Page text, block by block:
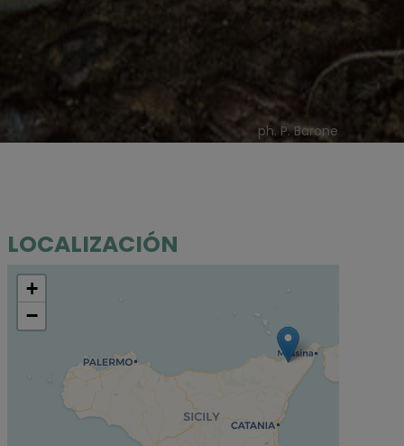
ph. P. Barone
LOCALIZACIÓN
+
−